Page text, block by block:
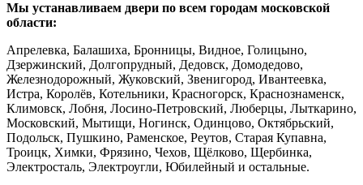
Мы устанавливаем двери по всем городам московской
области:
Апрелевка, Балашиха, Бронницы, Видное, Голицыно,
Дзержинский, Долгопрудный, Дедовск, Домодедово,
Железнодорожный, Жуковский, Звенигород, Ивантеевка,
Истра, Королёв, Котельники, Красногорск, Краснознаменск,
Климовск, Лобня, Лосино-Петровский, Люберцы, Лыткарино,
Московский, Мытищи, Ногинск, Одинцово, Октябрьский,
Подольск, Пушкино, Раменское, Реутов, Старая Купавна,
Троицк, Химки, Фрязино, Чехов, Щёлково, Щербинка,
Электросталь, Электроугли, Юбилейный и остальные.